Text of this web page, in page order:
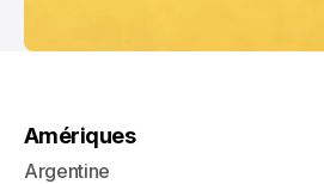
Amériques
Argentine